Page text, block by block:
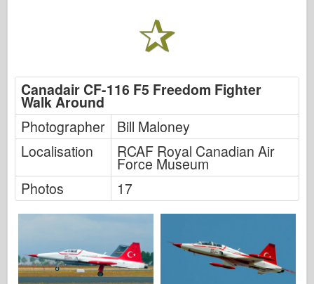
Jemné formy
Síly udatí
Friulmodel
HobbyBoss
Icm
Canadair CF-116 F5 Freedom Fighter
Walk Around
Photographer
Bill Maloney
Localisation
RCAF Royal Canadian Air
Force Museum
Photos
17